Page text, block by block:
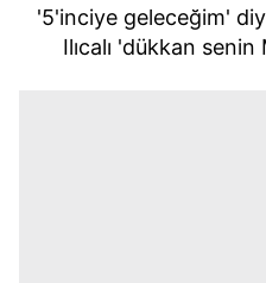
'5'inciye geleceğim'
Ilıcalı 'dükkan senin